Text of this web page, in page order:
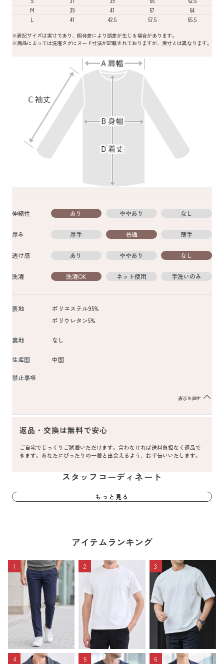
M
39 41 57
64
L
41 42.5 57.5 65.5
※表記サイズは実寸であり、個体差により誤差が生じる場合があります。
※商品によっては洗濯タグにヌード寸法が記載されておりますが、実寸とは異なります。
伸縮性 あり ややあり なし
厚み 厚手 普通 薄手
透け感 あり ややあり なし
洗濯 洗濯OK ネット使用 手洗いのみ
表地
ポリエステル95%
ポリウレタン5%
裏地 なし
生産国 中国
禁止事項
表示を隠す
返品・交換は無料で安心
ご自宅でじっくりご試着いただけます。合わなければ送料負担なく返品で
きます。あなたにぴったりの一着と出会えるよう、お手伝いいたします。
スタッフコーディネート
もっと見る
アイテムランキング
1 2 3
4 5 6